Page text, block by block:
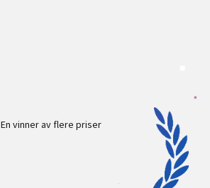
En vinner av flere priser